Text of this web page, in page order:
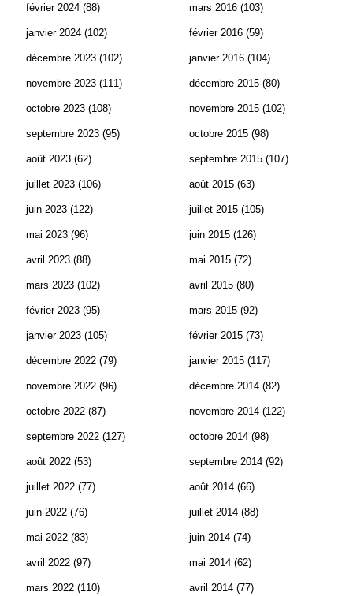
février 2024 (88)
janvier 2024 (102)
décembre 2023 (102)
novembre 2023 (111)
octobre 2023 (108)
septembre 2023 (95)
août 2023 (62)
juillet 2023 (106)
juin 2023 (122)
mai 2023 (96)
avril 2023 (88)
mars 2023 (102)
février 2023 (95)
janvier 2023 (105)
décembre 2022 (79)
novembre 2022 (96)
octobre 2022 (87)
septembre 2022 (127)
août 2022 (53)
juillet 2022 (77)
juin 2022 (76)
mai 2022 (83)
avril 2022 (97)
mars 2022 (110)
mars 2016 (103)
février 2016 (59)
janvier 2016 (104)
décembre 2015 (80)
novembre 2015 (102)
octobre 2015 (98)
septembre 2015 (107)
août 2015 (63)
juillet 2015 (105)
juin 2015 (126)
mai 2015 (72)
avril 2015 (80)
mars 2015 (92)
février 2015 (73)
janvier 2015 (117)
décembre 2014 (82)
novembre 2014 (122)
octobre 2014 (98)
septembre 2014 (92)
août 2014 (66)
juillet 2014 (88)
juin 2014 (74)
mai 2014 (62)
avril 2014 (77)